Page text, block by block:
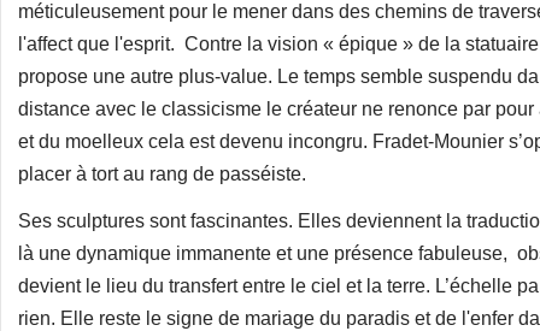
méticuleusement pour le mener dans des chemins de
l'affect que l'esprit. Contre la vision « épique » de la
propose une autre plus-value. Le temps semble suspendu
distance avec le classicisme le créateur ne renonce par
et du moelleux cela est devenu incongru. Fradet-Mounier
placer à tort au rang de passéiste.
Ses sculptures sont fascinantes. Elles deviennent la
là une dynamique immanente et une présence fabuleuse,
devient le lieu du transfert entre le ciel et la terre. L’échelle
rien. Elle reste le signe de mariage du paradis et de l'enfer